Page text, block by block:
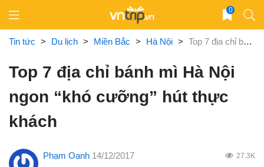
content
0
Tin tức > Du lịch > Miền Bắc > Hà Nội > Top 7 địa chỉ bánh mì Hà Nội ngon “khó cưỡng” hút thực khách
Top 7 địa chỉ bánh mì Hà Nội
ngon “khó cưỡng” hút thực
khách
Phạm Oanh 14/12/2017 27.3K